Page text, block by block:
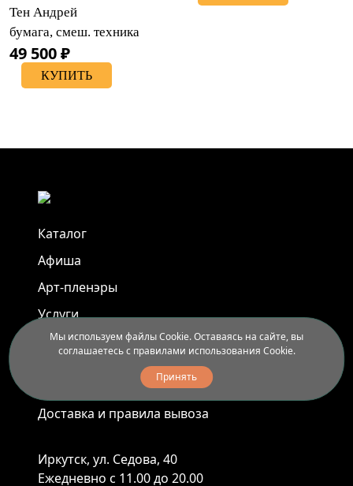
Тен Андрей
бумага, смеш. техника
49 500 ₽
КУПИТЬ
Каталог
Афиша
Арт-пленэры
Услуги
Новости
Доставка и правила вывоза
Иркутск, ул. Седова, 40
Ежедневно с 11.00 до 20.00
Мы используем файлы Cookie. Оставаясь на сайте, вы
соглашаетесь с правилами использования Cookie.
Принять